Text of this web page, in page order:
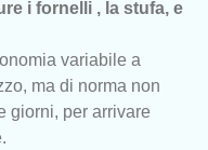
i fornelli , la stufa, e
variabile a
ma di norma non
giorni, per arrivare